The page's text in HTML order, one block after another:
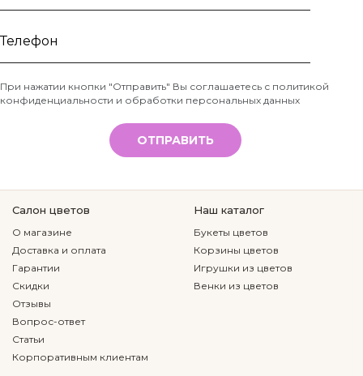
Ваше
Телефон
*
При нажатии кнопки "Отправить" Вы соглашаетесь с политикой
конфиденциальности и обработки персональных данных
ОТПРАВИТЬ
Салон цветов
О магазине
Доставка и оплата
Гарантии
Скидки
Отзывы
Вопрос-ответ
Статьи
Корпоративным клиентам
Наш каталог
Букеты цветов
Корзины цветов
Игрушки из цветов
Венки из цветов